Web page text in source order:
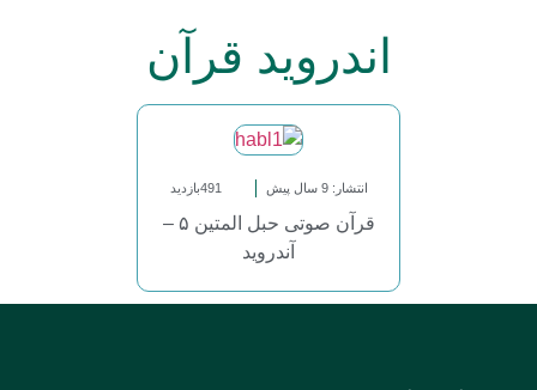
اندروید قرآن
انتشار: 9 سال پیش 491بازدید
قرآن صوتی حبل المتین ۵ –
آندروید